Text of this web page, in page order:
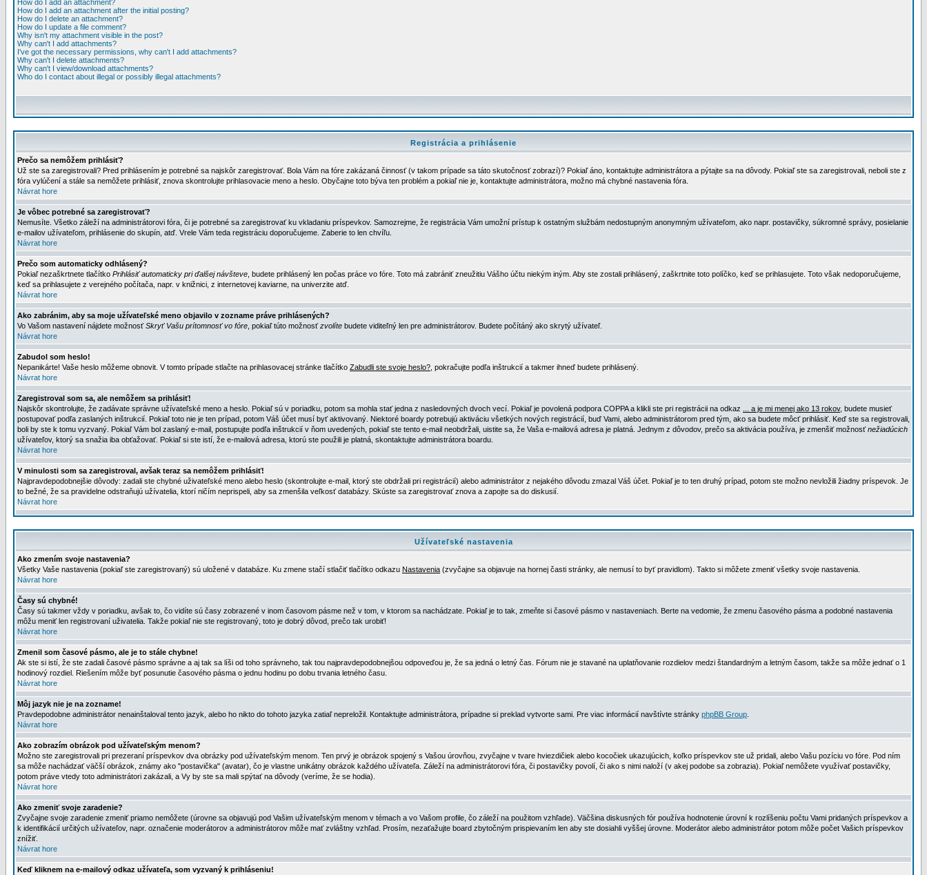
How do I add an attachment?
How do I add an attachment after the initial posting?
How do I delete an attachment?
How do I update a file comment?
Why isn't my attachment visible in the post?
Why can't I add attachments?
I've got the necessary permissions, why can't I add attachments?
Why can't I delete attachments?
Why can't I view/download attachments?
Who do I contact about illegal or possibly illegal attachments?
Registrácia a prihlásenie
Prečo sa nemôžem prihlásiť?
Už ste sa zaregistrovali? Pred prihlásením je potrebné sa najskôr zaregistrovať. Bola Vám na fóre zakázaná činnosť (v takom prípade sa táto skutočnosť zobrazí)? Pokiaľ áno, kontaktujte administrátora a pýtajte sa na dôvody. Pokiaľ ste sa zaregistrovali, neboli ste z
fóra vylúčení a stále sa nemôžete prihlásiť, znova skontrolujte prihlasovacie meno a heslo. Obyčajne toto býva ten problém a pokiaľ nie je, kontaktujte administrátora, možno má chybné nastavenia fóra.
Návrat hore
Je vôbec potrebné sa zaregistrovať?
Nemusíte. Všetko záleží na administrátorovi fóra, či je potrebné sa zaregistrovať ku vkladaniu príspevkov. Samozrejme, že registrácia Vám umožní prístup k ostatným službám nedostupným anonymným užívateľom, ako napr. postavičky, súkromné správy, posielanie
e-mailov užívateľom, prihlásenie do skupín, atď. Vrele Vám teda registráciu doporučujeme. Zaberie to len chvíľu.
Návrat hore
Prečo som automaticky odhlásený?
Pokiaľ nezaškrtnete tlačítko Prihlásiť automaticky pri ďalšej návšteve , budete prihlásený len počas práce vo fóre. Toto má zabrániť zneužitiu Vášho účtu niekým iným. Aby ste zostali prihlásený, zaškrtnite toto políčko, keď se prihlasujete. Toto však nedoporučujeme,
keď sa prihlasujete z verejného počítača, napr. v knižnici, z internetovej kaviarne, na univerzite atď.
Návrat hore
Ako zabránim, aby sa moje užívateľské meno objavilo v zozname práve prihlásených?
Vo Vašom nastavení nájdete možnosťSkryť Vašu prítomnosť vo fóre , pokiaľ túto možnosťzvolíte budete viditeľný len pre administrátorov. Budete počítáný ako skrytý užívateľ.
Návrat hore
Zabudol som heslo!
Nepanikárte! Vaše heslo môžeme obnovit. V tomto prípade stlačte na prihlasovacej stránke tlačítko Zabudli ste svoje heslo? , pokračujte podľa inštrukcií a takmer ihneď budete prihlásený.
Návrat hore
Zaregistroval som sa, ale nemôžem sa prihlásiť!
Najskôr skontrolujte, že zadávate správne užívateľské meno a heslo. Pokiaľ sú v poriadku, potom sa mohla stať jedna z nasledovných dvoch vecí. Pokiaľ je povolená podpora COPPA a klikli ste pri registrácii na odkaz
... a je mi menej ako 13 rokov, budete musieť
postupovať podľa zaslaných inštrukcií. Pokiaľ toto nie je ten prípad, potom Váš účet musí byť aktivovaný. Niektoré boardy potrebujú aktiváciu všetkých nových registrácií, buď Vami, alebo administrátorom pred tým, ako sa budete môcť prihlásiť. Keď ste sa registrovali,
boli by ste k tomu vyzvaný. Pokiaľ Vám bol zaslaný e-mail, postupujte podľa inštrukcií v ňom uvedených, pokiaľ ste tento e-mail neobdržali, uistite sa, že Vaša e-mailová adresa je platná. Jednym z dôvodov, prečo sa aktivácia používa, je zmenšiť možnosťnežiadúcich
užívateľov, ktorý sa snažia iba obťažovať. Pokiaľ si ste istí, že e-mailová adresa, ktorú ste použili je platná, skontaktujte administrátora boardu.
Návrat hore
V minulosti som sa zaregistroval, avšak teraz sa nemôžem prihlásiť!
Najpravdepodobnejšie dôvody: zadali ste chybné uživateľské meno alebo heslo (skontrolujte e-mail, ktorý ste obdržali pri registrácií) alebo administrátor z nejakého dôvodu zmazal Váš účet. Pokiaľ je to ten druhý prípad, potom ste možno nevložili žiadny príspevok. Je
to bežné, že sa pravidelne odstraňujú užívatelia, ktorí ničím neprispeli, aby sa zmenšila veľkosť databázy. Skúste sa zaregistrovať znova a zapojte sa do diskusií.
Návrat hore
Užívateľské nastavenia
Ako zmením svoje nastavenia?
Všetky Vaše nastavenia (pokiaľ ste zaregistrovaný) sú uložené v databáze. Ku zmene stačí stlačiť tlačítko odkazu Nastavenia (zvyčajne sa objavuje na hornej časti stránky, ale nemusí to byť pravidlom). Takto si môžete zmeniť všetky svoje nastavenia.
Návrat hore
Časy sú chybné!
Časy sú takmer vždy v poriadku, avšak to, čo vidíte sú časy zobrazené v inom časovom pásme než v tom, v ktorom sa nachádzate. Pokiaľ je to tak, zmeňte si časové pásmo v nastaveniach. Berte na vedomie, že zmenu časového pásma a podobné nastavenia
môžu meniť len registrovaní uživatelia. Takže pokiaľ nie ste registrovaný, toto je dobrý dôvod, prečo tak urobiť!
Návrat hore
Zmenil som časové pásmo, ale je to stále chybne!
Ak ste si istí, že ste zadali časové pásmo správne a aj tak sa líši od toho správneho, tak tou najpravdepodobnejšou odpoveďou je, že sa jedná o letný čas. Fórum nie je stavané na uplatňovanie rozdielov medzi štandardným a letným časom, takže sa môže jednať o 1
hodinový rozdiel. Riešením môže byť posunutie časového pásma o jednu hodinu po dobu trvania letného času.
Návrat hore
Môj jazyk nie je na zozname!
Pravdepodobne administrátor nenainštaloval tento jazyk, alebo ho nikto do tohoto jazyka zatiaľ nepreložil. Kontaktujte administrátora, prípadne si preklad vytvorte sami. Pre viac informácií navštívte stránky phpBB Group
Návrat hore
Ako zobrazím obrázok pod užívateľským menom?
Možno ste zaregistrovali pri prezeraní príspevkov dva obrázky pod užívateľským menom. Ten prvý je obrázok spojený s Vašou úrovňou, zvyčajne v tvare hviezdičiek alebo kocočiek ukazujúcich, koľko príspevkov ste už pridali, alebo Vašu pozíciu vo fóre. Pod ním
sa môže nachádzať väčší obrázok, známy ako "postavička" (avatar), čo je vlastne unikátny obrázok každého užívateľa. Záleží na administrátorovi fóra, či postavičky povolí, či ako s nimi naloží (v akej podobe sa zobrazia). Pokiaľ nemôžete využívať postavičky,
potom práve vtedy toto administrátori zakázali, a Vy by ste sa mali spýtať na dôvody (veríme, že se hodia).
Návrat hore
Ako zmeniť svoje zaradenie?
Zvyčajne svoje zaradenie zmeniť priamo nemôžete (úrovne sa objavujú pod Vašim užívateľským menom v témach a vo Vašom profile, čo záleží na použitom vzhľade). Väčšina diskusných fór používa hodnotenie úrovní k rozlíšeniu počtu Vami pridaných príspevkov a
k identifikácií určitých užívateľov, napr. označenie moderátorov a administrátorov môže mať zvláštny vzhľad. Prosím, nezaťažujte board zbytočným prispievaním len aby ste dosiahli vyššej úrovne. Moderátor alebo administrátor potom môže počet Vašich príspevkov
znížiť.
Návrat hore
Keď kliknem na e-mailový odkaz užívateľa, som vyzvaný k prihláseniu!